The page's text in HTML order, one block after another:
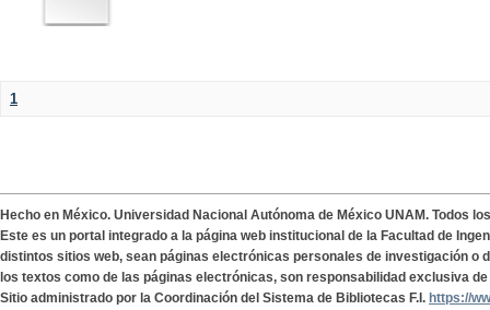
1
Hecho en México. Universidad Nacional Autónoma de México UNAM. Todos
Este es un portal integrado a la página web institucional de la Facultad de
distintos sitios web, sean páginas electrónicas personales de investigación o
los textos como de las páginas electrónicas, son responsabilidad exclusiva
Sitio administrado por la Coordinación del Sistema de Bibliotecas F.I. https://